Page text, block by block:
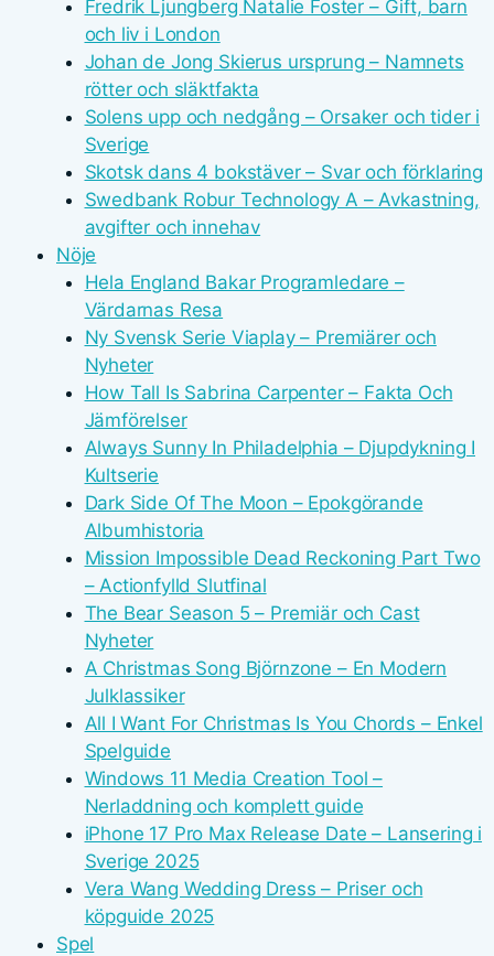
Fredrik Ljungberg Natalie Foster – Gift, barn
och liv i London
Johan de Jong Skierus ursprung – Namnets
rötter och släktfakta
Solens upp och nedgång – Orsaker och tider i
Sverige
Skotsk dans 4 bokstäver – Svar och förklaring
Swedbank Robur Technology A – Avkastning,
avgifter och innehav
Nöje
Hela England Bakar Programledare –
Värdarnas Resa
Ny Svensk Serie Viaplay – Premiärer och
Nyheter
How Tall Is Sabrina Carpenter – Fakta Och
Jämförelser
Always Sunny In Philadelphia – Djupdykning I
Kultserie
Dark Side Of The Moon – Epokgörande
Albumhistoria
Mission Impossible Dead Reckoning Part Two
– Actionfylld Slutfinal
The Bear Season 5 – Premiär och Cast
Nyheter
A Christmas Song Björnzone – En Modern
Julklassiker
All I Want For Christmas Is You Chords – Enkel
Spelguide
Windows 11 Media Creation Tool –
Nerladdning och komplett guide
iPhone 17 Pro Max Release Date – Lansering i
Sverige 2025
Vera Wang Wedding Dress – Priser och
köpguide 2025
Spel